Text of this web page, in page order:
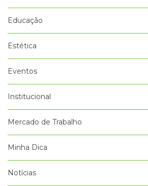
Educação
Estética
Eventos
Institucional
Mercado de Trabalho
Minha Dica
Notícias